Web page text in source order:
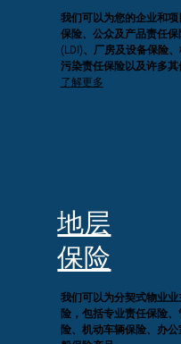
我们可以为您的企业和
保险、公众及产品责任
(LDI)、厂房及设备保险
污染责任保险以及许多其
了解更多
地层
保险
我们可以为分契式物业
险，包括专业责任保险
险、机动车辆保险、办